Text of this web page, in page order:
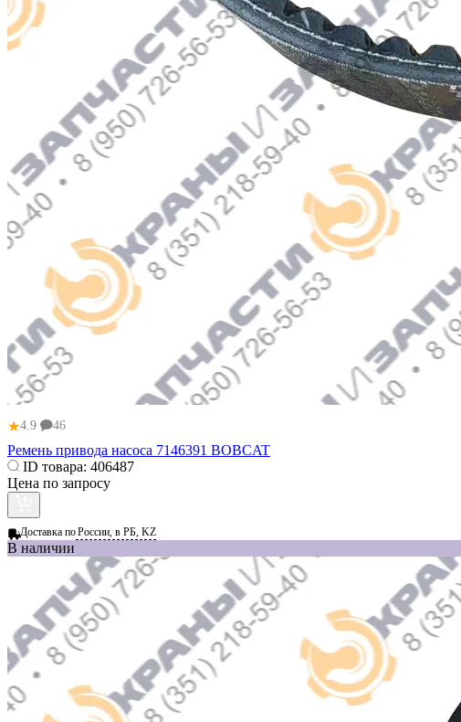
★4.9 46
Ремень привода насоса 7146391 BOBCAT
ID товара: 406487
Цена по запросу
Доставка поРоссии, в РБ, KZ
В наличии